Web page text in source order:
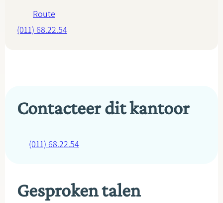
Route
(011) 68.22.54
Contacteer dit kantoor
(011) 68.22.54
Gesproken talen